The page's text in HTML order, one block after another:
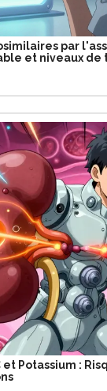
par
et niveaux de
et Potassium :